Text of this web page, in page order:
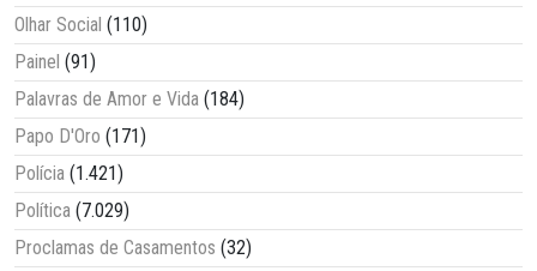
Olhar Social (110)
Painel (91)
Palavras de Amor e Vida (184)
Papo D'Oro (171)
Polícia (1.421)
Política (7.029)
Proclamas de Casamentos (32)